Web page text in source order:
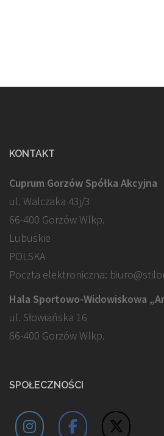
KONTAKT
Cuprum Gorzów Spółka Akcyjna
ul. Walczaka 43j/3
66-400 Gorzów Wlkp.
Lubuskie
POLSKA
Poczta elektroniczna:
Hala Sportowo-Widowiskowa
ul. Słowiańska 16
66-400 Gorzów Wlkp.
SPOŁECZNOŚCI